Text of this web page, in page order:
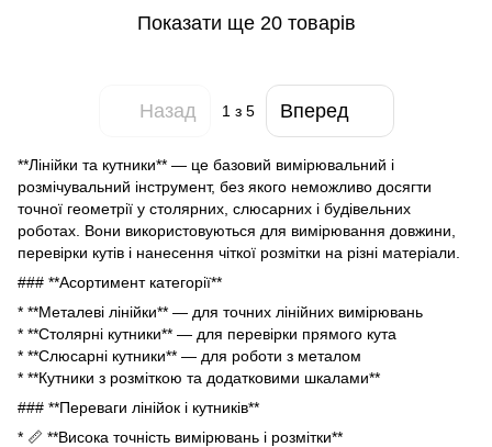
Показати ще 20 товарів
Назад 1 з 5 Вперед
**Лінійки та кутники** — це базовий вимірювальний і
розмічувальний інструмент, без якого неможливо досягти
точної геометрії у столярних, слюсарних і будівельних
роботах. Вони використовуються для вимірювання довжини,
перевірки кутів і нанесення чіткої розмітки на різні матеріали.
### **Асортимент категорії**
* **Металеві лінійки** — для точних лінійних вимірювань
* **Столярні кутники** — для перевірки прямого кута
* **Слюсарні кутники** — для роботи з металом
* **Кутники з розміткою та додатковими шкалами**
### **Переваги лінійок і кутників**
* 📏 **Висока точність вимірювань і розмітки**